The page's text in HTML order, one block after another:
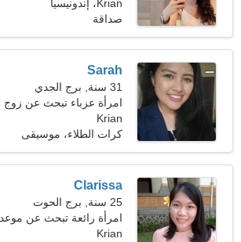
Krian، إندونيسيا
صداقة
Sarah
31 سنة, برج الجدي
امرأة عزباء تبحث عن زوج
36-38
Krian
كرات الطلاء، موسيقى
كلاسيكية
Clarissa
25 سنة, برج الحوت
امرأة رائعة تبحث عن موعد
Krian